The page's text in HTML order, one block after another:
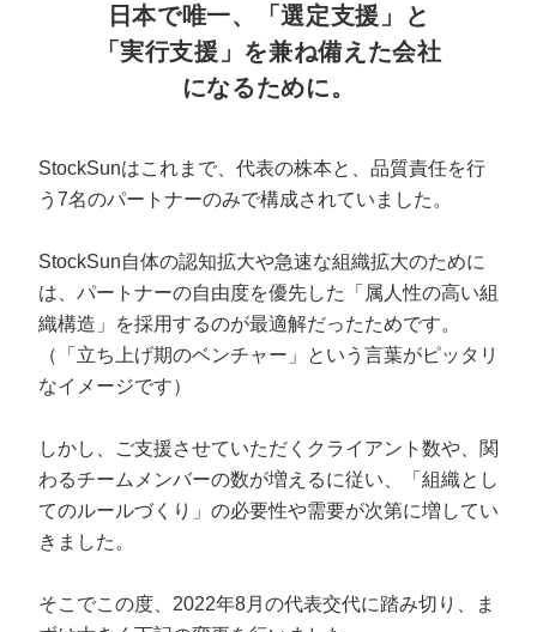
日本で唯一、「選定支援」と
「実行支援」を兼ね備えた会社
になるために。
StockSunはこれまで、代表の株本と、品質責任を行
う7名のパートナーのみで構成されていました。
StockSun自体の認知拡大や急速な組織拡大のために
は、パートナーの自由度を優先した「属人性の高い組
織構造」を採用するのが最適解だったためです。
（「立ち上げ期のベンチャー」という言葉がピッタリ
なイメージです）
しかし、ご支援させていただくクライアント数や、関
わるチームメンバーの数が増えるに従い、「組織とし
てのルールづくり」の必要性や需要が次第に増してい
きました。
そこでこの度、2022年8月の代表交代に踏み切り、ま